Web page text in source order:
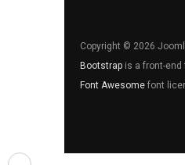
Copyright © 2026
Bootstrap is a front-end
Font Awesome font